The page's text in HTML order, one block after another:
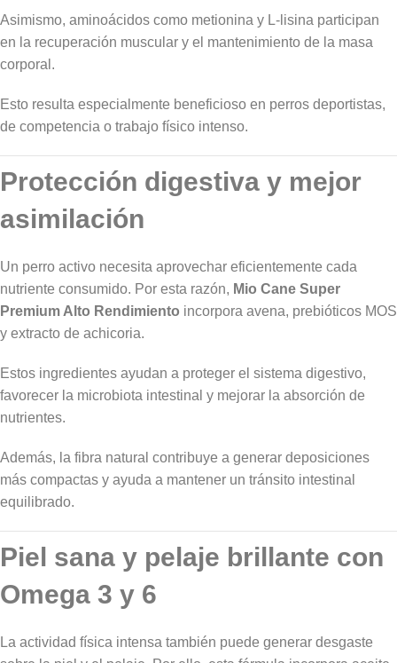
Asimismo, aminoácidos como metionina y L-lisina participan
en la recuperación muscular y el mantenimiento de la masa
corporal.
Esto resulta especialmente beneficioso en perros deportistas,
de competencia o trabajo físico intenso.
Protección digestiva y mejor
asimilación
Un perro activo necesita aprovechar eficientemente cada
nutriente consumido. Por esta razón, Mio Cane Super
Premium Alto Rendimiento incorpora avena, prebióticos MOS
y extracto de achicoria.
Estos ingredientes ayudan a proteger el sistema digestivo,
favorecer la microbiota intestinal y mejorar la absorción de
nutrientes.
Además, la fibra natural contribuye a generar deposiciones
más compactas y ayuda a mantener un tránsito intestinal
equilibrado.
Piel sana y pelaje brillante con
Omega 3 y 6
La actividad física intensa también puede generar desgaste